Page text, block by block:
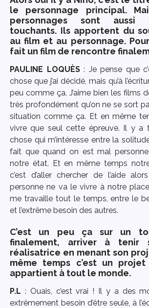
le personnage principal.
personnages sont aussi
touchants. Ils apportent du
au film et au personnage.
fait un film de rencontre
PAULINE LOQUÈS: Je pense que
chose que j’ai décidé, mais qu’à
peu comme ça. J’aime bien les films
très profondément qu’on ne se sort
situation comme ça. Et en même
vivre que seul cette épreuve. Il y a
chose qui m’intéresse entre la
fait que quand on est mal
notre état. Et en même temps
c’est d’aller chercher de l’aide
personne ne va le vivre à notre
me travaille tout le temps, entre le
et l’extrême besoin des autres.
C’est un peu ça sur un
finalement, arriver à tenir
réalisatrice en menant son
même temps c’est un
appartient à tout le monde.
P.L : Ouais, c’est vrai ! Il y a des
extrêmement besoin d’être seule, à